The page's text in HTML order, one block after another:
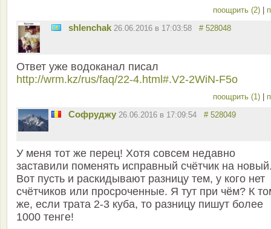
поощрить (2)
shlenchak 26.06.2016 в 17:03:58 # 528048
Ответ уже водоканал писал
http://wrm.kz/rus/faq/22-4.html#.V2-2WiN-F5o
поощрить (1)
Софруджу 26.06.2016 в 17:09:54 # 528049
У меня тот же перец! Хотя совсем недавно
заставили поменять исправный счётчик на
Вот пусть и раскидывают разницу тем, у кого нет
счётчиков или просроченные. Я тут при чём? К
же, если трата 2-3 куба, то разницу пишут более
1000 тенге!